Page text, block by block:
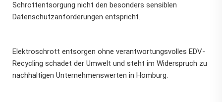
Schrottentsorgung nicht den besonders sensiblen
Datenschutzanforderungen entspricht.
Elektroschrott entsorgen ohne verantwortungsvolles EDV-
Recycling schadet der Umwelt und steht im Widerspruch zu
nachhaltigen Unternehmenswerten in Homburg.